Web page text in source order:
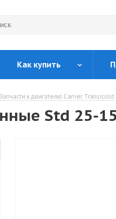
Как купить
Запчасти к двигателю Carrier Transicold
Std 25-